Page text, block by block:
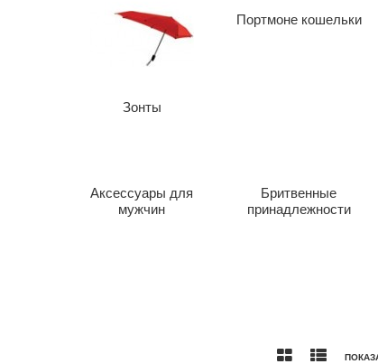
Зонты
Портмоне кошельки
Аксессуары для
мужчин
Бритвенные
принадлежности